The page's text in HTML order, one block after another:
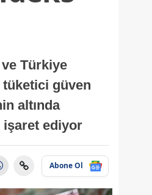
Türkiye
tüketici güven
altında
ediyor
Abone Ol